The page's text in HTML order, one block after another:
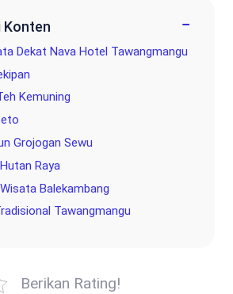
Konten −
Dekat Nava Hotel Tawangmangu
Kemuning
Grojogan Sewu
Raya
Balekambang
Tawangmangu
Berikan Rating!